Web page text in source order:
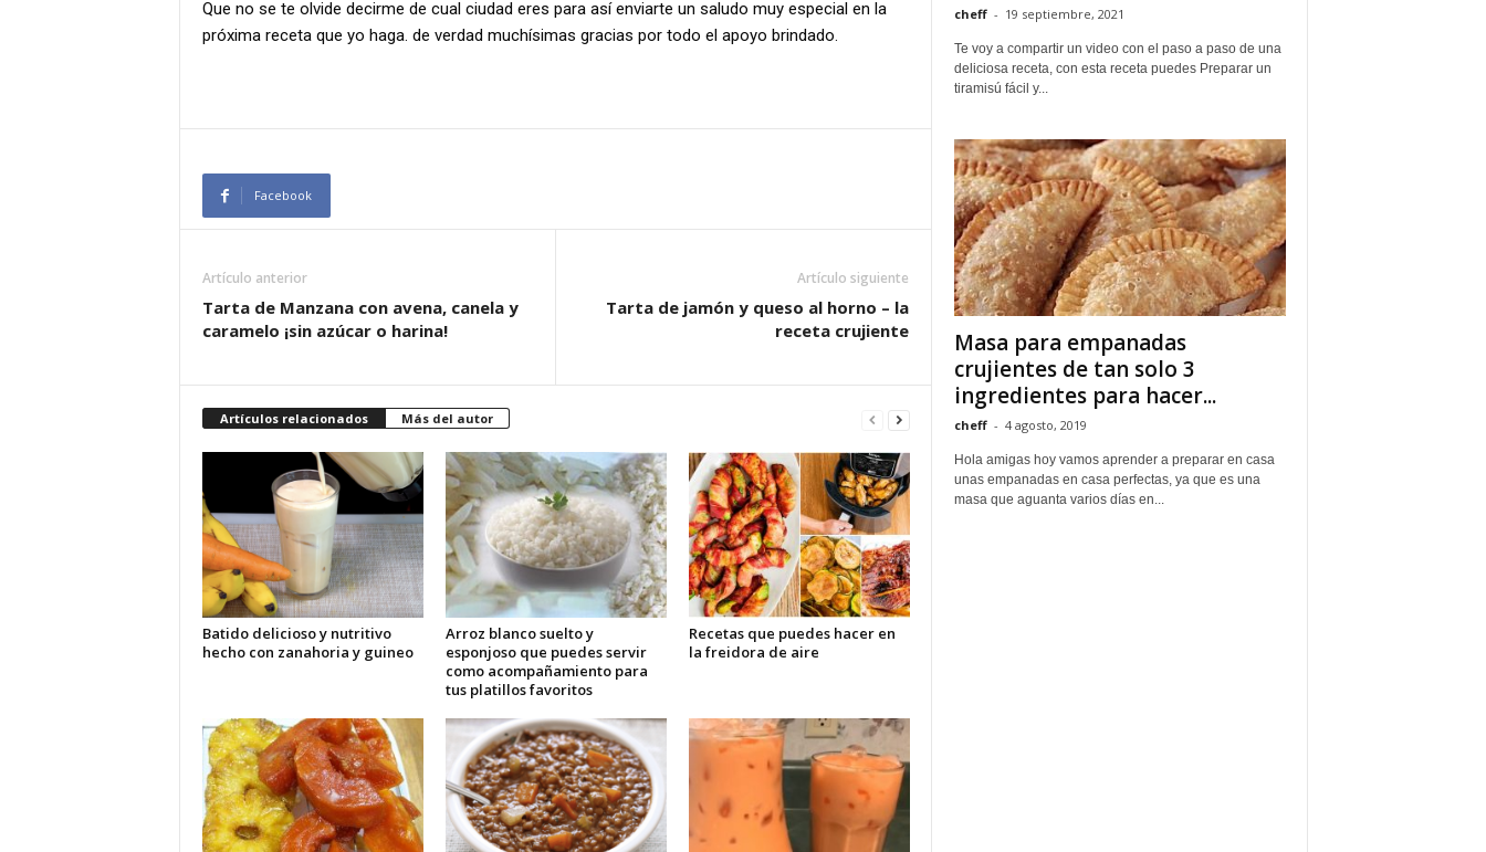
Que no se te olvide decirme de cual ciudad eres para así enviarte un saludo muy especial en la
próxima receta que yo haga. de verdad muchísimas gracias por todo el apoyo brindado.
Facebook
Artículo anterior
Tarta de Manzana con avena, canela y
caramelo ¡sin azúcar o harina!
Artículo siguiente
Tarta de jamón y queso al horno – la
receta crujiente
Artículos relacionados Más del autor
Batido delicioso y nutritivo
hecho con zanahoria y guineo
Arroz blanco suelto y
esponjoso que puedes servir
como acompañamiento para
tus platillos favoritos
Recetas que puedes hacer en
la freidora de aire
cheff - 19 septiembre, 2021
Te voy a compartir un video con el paso a paso de una
deliciosa receta, con esta receta puedes Preparar un
tiramisú fácil y...
Masa para empanadas
crujientes de tan solo 3
ingredientes para hacer...
cheff - 4 agosto, 2019
Hola amigas hoy vamos aprender a preparar en casa
unas empanadas en casa perfectas, ya que es una
masa que aguanta varios días en...